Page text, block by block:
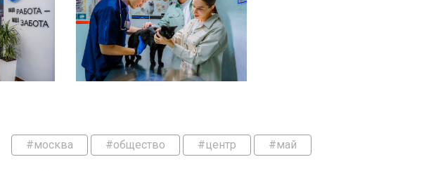
#москва #общество #центр #май